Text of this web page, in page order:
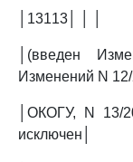
│13113│ │ │
│(введен
Изменений N 12/
│ОКОГУ, N 13/
исключен│